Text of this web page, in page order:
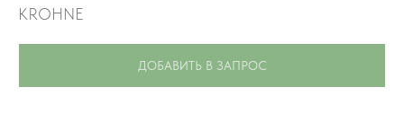
KROHNE
ДОБАВИТЬ В ЗАПРОС